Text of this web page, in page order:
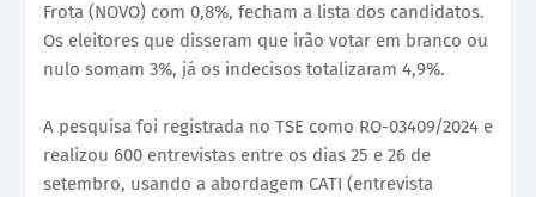
Frota (NOVO) com 0,8%, fecham a lista dos candidatos.
Os eleitores que disseram que irão votar em branco ou
nulo somam 3%, já os indecisos totalizaram 4,9%.
A pesquisa foi registrada no TSE como RO-03409/2024 e
realizou 600 entrevistas entre os dias 25 e 26 de
setembro, usando a abordagem CATI (entrevista